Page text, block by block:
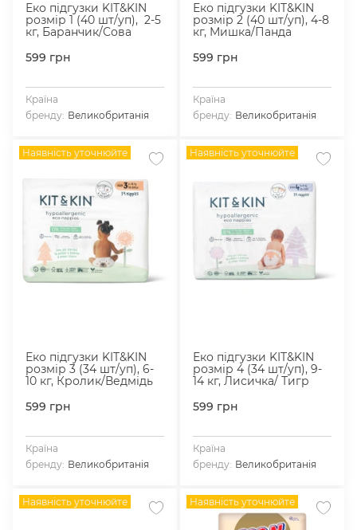
Еко підгузки KIT&KIN
розмір 1 (40 шт/уп), 2-5
кг, Баранчик/Сова
599 грн
Країна
бренду: Великобританія
Еко підгузки KIT&KIN
розмір 2 (40 шт/уп), 4-8
кг, Мишка/Панда
599 грн
Країна
бренду: Великобританія
Наявність уточнюйте
Еко підгузки KIT&KIN
розмір 3 (34 шт/уп), 6-
10 кг, Кролик/Ведмідь
599 грн
Країна
бренду: Великобританія
Наявність уточнюйте
Еко підгузки KIT&KIN
розмір 4 (34 шт/уп), 9-
14 кг, Лисичка/ Тигр
599 грн
Країна
бренду: Великобританія
Наявність уточнюйте Наявність уточнюйте